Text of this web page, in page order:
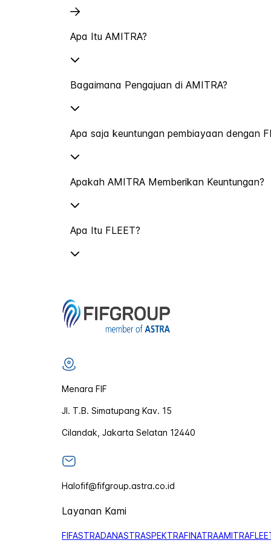
Apa Itu AMITRA?
Bagaimana Pengajuan di AMITRA?
Apa saja keuntungan pembiayaan dengan
Apakah AMITRA Memberikan Keuntungan?
Apa Itu FLEET?
Menara FIF
Jl. T.B. Simatupang Kav. 15
Cilandak, Jakarta Selatan 12440
Halofif@fifgroup.astra.co.id
Layanan Kami
FIFASTRADANASTRASPEKTRAFINATRAAMITRA